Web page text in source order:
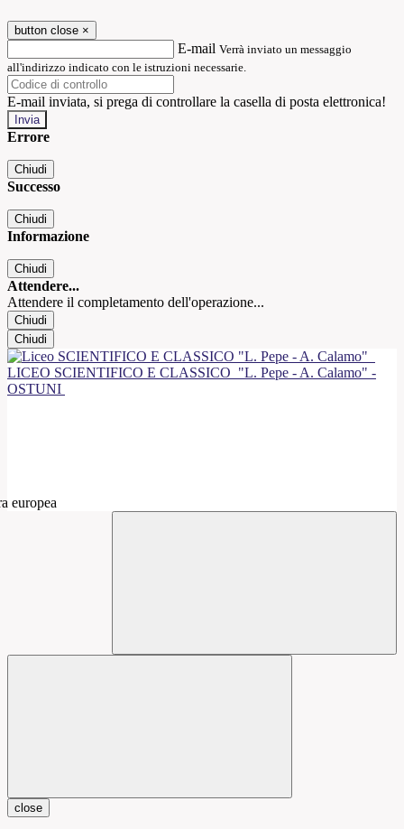
button close ×
E-mail Verrà inviato un messaggio
all'indirizzo indicato con le istruzioni necessarie.
E-mail inviata, si prega di controllare la casella di posta elettronica!
Errore
Chiudi
Successo
Chiudi
Informazione
Chiudi
Attendere...
Attendere il completamento dell'operazione...
Chiudi
Chiudi
LICEO SCIENTIFICO E CLASSICO "L. Pepe - A. Calamo" -
OSTUNI
close